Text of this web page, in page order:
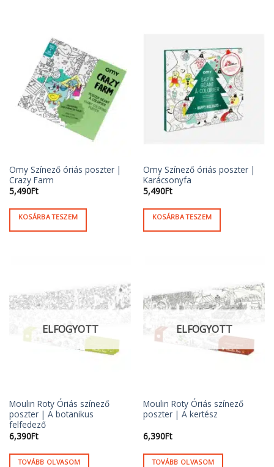
Omy Színező óriás poszter |
Crazy Farm
5,490Ft
KOSÁRBA TESZEM
Omy Színező óriás poszter |
Karácsonyfa
5,490Ft
KOSÁRBA TESZEM
ELFOGYOTT
Moulin Roty Óriás színező
poszter | A botanikus
felfedező
6,390Ft
TOVÁBB OLVASOM
ELFOGYOTT
Moulin Roty Óriás színező
poszter | A kertész
6,390Ft
TOVÁBB OLVASOM